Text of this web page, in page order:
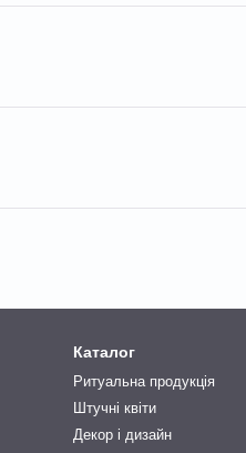
Каталог
Ритуальна продукція
Штучні квіти
Декор і дизайн